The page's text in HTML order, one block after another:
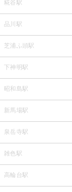
糀谷駅
品川駅
芝浦ふ頭駅
下神明駅
昭和島駅
新馬場駅
泉岳寺駅
雑色駅
高輪台駅